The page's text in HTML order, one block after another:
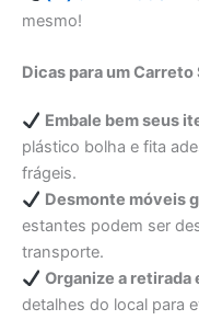
mesmo!
Dicas para um
Embale bem seus
plástico bolha e fita
frágeis.
Desmonte móveis
estantes podem ser
transporte.
Organize a retirada
detalhes do local para